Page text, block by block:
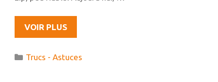
VOIR PLUSCHIFFRER
SIMPLEMENT
FICHIER
Catégories
Trucs - Astuces